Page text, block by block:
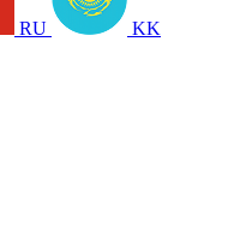
RU KK